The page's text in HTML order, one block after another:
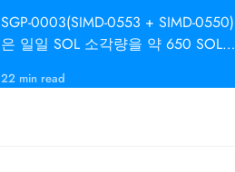
SGP-0003(SIMD-0553 + SIMD-0550)
은 일일 SOL 소각량을 약 650 SOL에
이션 속도를 2배로 높입니다 —
22 min read